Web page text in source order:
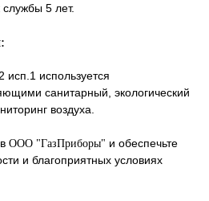
5 лет.
исп.1 используется
санитарный, экологический
воздуха.
ООО "ГазПриборы" и обеспечьте
и благоприятных условиях